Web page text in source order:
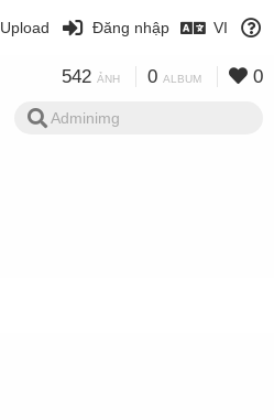
Upload Đăng nhập VI
542 ẢNH 0 ALBUM 0